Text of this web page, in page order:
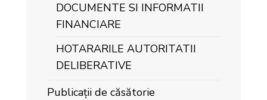
DOCUMENTE SI INFORMATII
FINANCIARE
HOTARARILE AUTORITATII
DELIBERATIVE
Publicații de căsătorie